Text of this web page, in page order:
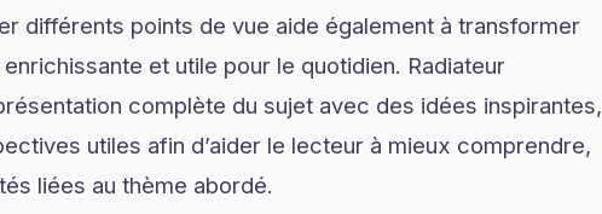
différents points de vue aide également à transformer
et utile pour le quotidien. Radiateur
complète du sujet avec des idées inspirantes,
utiles afin d’aider le lecteur à mieux comprendre,
liées au thème abordé.